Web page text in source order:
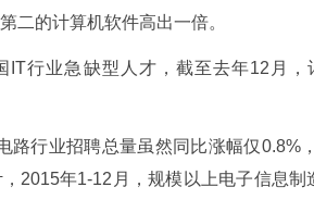
二的计算机软件高出一倍。
IT行业急缺型人才，截至去年12月
路行业招聘总量虽然同比涨幅仅0.8%
2015年1-12月，规模以上电子信息